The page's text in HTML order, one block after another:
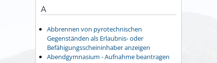
A
Abbrennen von pyrotechnischen
Gegenständen als Erlaubnis- oder
Befähigungsscheininhaber anzeigen
Abendgymnasium - Aufnahme beantragen